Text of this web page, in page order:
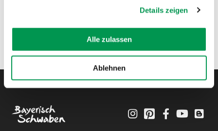
Details zeigen
Alle zulassen
Ablehnen
InstagramPinterestFacebookYouTube